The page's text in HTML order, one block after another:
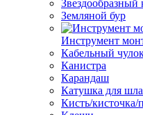
Земляной бур
Инструмент
Кабельный
Канистра
Карандаш
Катушка для
Кисть/кисточка/